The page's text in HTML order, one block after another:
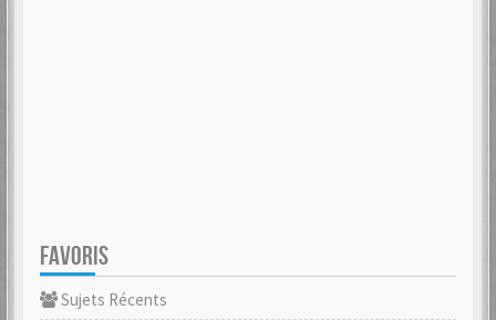
FAVORIS
Sujets Récents